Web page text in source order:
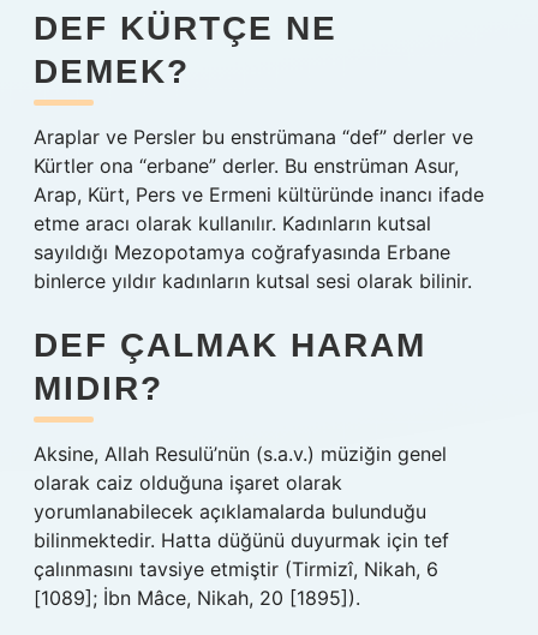
DEF KÜRTÇE NE
DEMEK?
Araplar ve Persler bu enstrümana “def” derler ve
Kürtler ona “erbane” derler. Bu enstrüman Asur,
Arap, Kürt, Pers ve Ermeni kültüründe inancı ifade
etme aracı olarak kullanılır. Kadınların kutsal
sayıldığı Mezopotamya coğrafyasında Erbane
binlerce yıldır kadınların kutsal sesi olarak bilinir.
DEF ÇALMAK HARAM
MIDIR?
Aksine, Allah Resulü’nün (s.a.v.) müziğin genel
olarak caiz olduğuna işaret olarak
yorumlanabilecek açıklamalarda bulunduğu
bilinmektedir. Hatta düğünü duyurmak için tef
çalınmasını tavsiye etmiştir (Tirmizî, Nikah, 6
[1089]; İbn Mâce, Nikah, 20 [1895]).